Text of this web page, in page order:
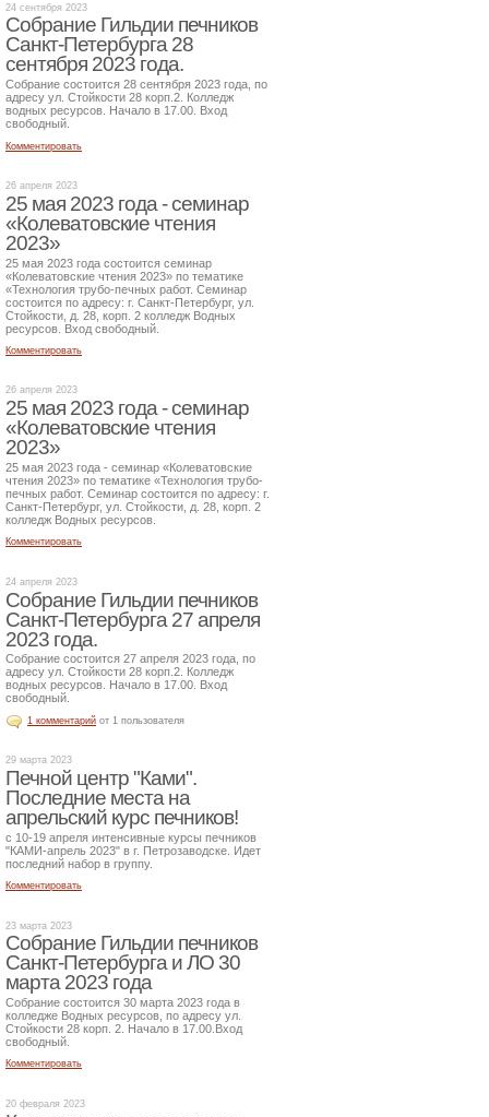
24 сентября 2023
Собрание Гильдии печников
Санкт-Петербурга 28
сентября 2023 года.
Собрание состоится 28 сентября 2023 года, по
адресу ул. Стойкости 28 корп.2. Колледж
водных ресурсов. Начало в 17.00. Вход
свободный.
Комментировать
26 апреля 2023
25 мая 2023 года - семинар
«Колеватовские чтения
2023»
25 мая 2023 года состоится семинар
«Колеватовские чтения 2023» по тематике
«Технология трубо-печных работ. Семинар
состоится по адресу: г. Санкт-Петербург, ул.
Стойкости, д. 28, корп. 2 колледж Водных
ресурсов. Вход свободный.
Комментировать
26 апреля 2023
25 мая 2023 года - семинар
«Колеватовские чтения
2023»
25 мая 2023 года - семинар «Колеватовские
чтения 2023» по тематике «Технология трубо-
печных работ. Семинар состоится по адресу: г.
Санкт-Петербург, ул. Стойкости, д. 28, корп. 2
колледж Водных ресурсов.
Комментировать
24 апреля 2023
Собрание Гильдии печников
Санкт-Петербурга 27 апреля
2023 года.
Собрание состоится 27 апреля 2023 года, по
адресу ул. Стойкости 28 корп.2. Колледж
водных ресурсов. Начало в 17.00. Вход
свободный.
1 комментарий от 1 пользователя
29 марта 2023
Печной центр "Ками".
Последние места на
апрельский курс печников!
с 10-19 апреля интенсивные курсы печников
"КАМИ-апрель 2023" в г. Петрозаводске. Идет
последний набор в группу.
Комментировать
23 марта 2023
Собрание Гильдии печников
Санкт-Петербурга и ЛО 30
марта 2023 года
Собрание состоится 30 марта 2023 года в
колледже Водных ресурсов, по адресу ул.
Стойкости 28 корп. 2. Начало в 17.00.Вход
свободный.
Комментировать
20 февраля 2023